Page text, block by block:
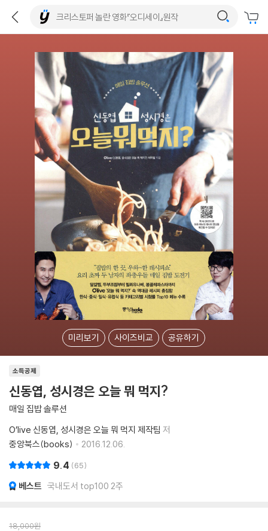
미리보기 사이즈비교 공유하기
소득공제
신동엽, 성시경은 오늘 뭐 먹지?
매일 집밥 솔루션
O’live 신동엽, 성시경은 오늘 뭐 먹지 제작팀 저
중앙북스(books)
2016.12.06.
9.4 65
베스트 국내도서 top100 2주
18,000원